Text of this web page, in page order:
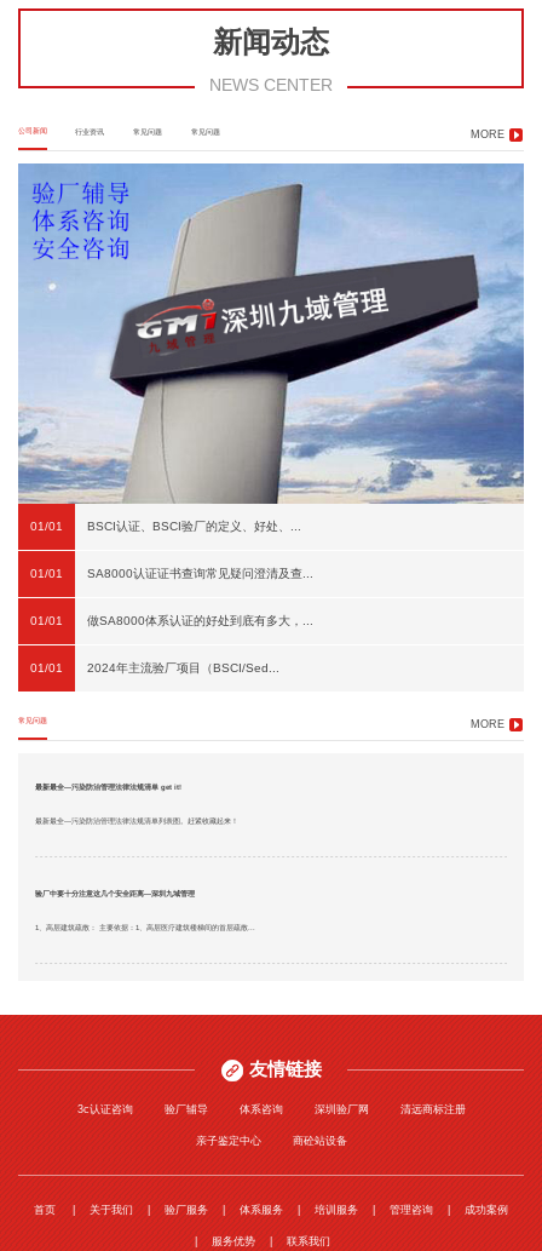
新闻动态
NEWS CENTER
公司新闻 行业资讯 常见问题 常见问题 MORE
01/01 BSCI认证、BSCI验厂的定义、好处、...
01/01 SA8000认证证书查询常见疑问澄清及查...
01/01 做SA8000体系认证的好处到底有多大，...
01/01 2024年主流验厂项目（BSCI/Sed...
常见问题 MORE
最新最全—污染防治管理法律法规清单 get it!
最新最全—污染防治管理法律法规清单列表图。赶紧收藏起来！
验厂中要十分注意这几个安全距离—深圳九域管理
1、高层建筑疏散： 主要依据：1、高层医疗建筑楼梯间的首层疏散...
友情链接
3c认证咨询 验厂辅导 体系咨询 深圳验厂网 清远商标注册
亲子鉴定中心 商砼站设备
首页 关于我们 验厂服务 体系服务 培训服务 管理咨询 成功案例
服务优势 联系我们